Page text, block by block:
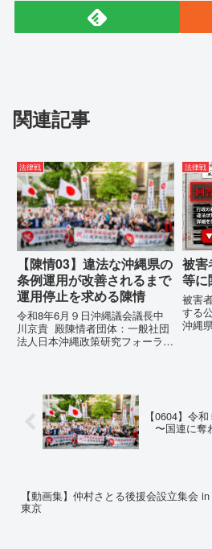
関連記事
法律戦
【陳情03】違法な沖縄県の
条例運用が改善されるまで
運用停止を求める陳情
令和8年6月９日沖縄議会議長中
川京貴 殿陳情者団体：一般社団
法人日本沖縄政策研究フォーラム
るまで運用停止を求める陳情陳情
の趣旨沖縄県は、「沖縄県...
法律戦
被害
等に
被害
する
沖縄
【0604】令
〜国連に奪
【動画集】仲村さとる後援会設立集会 in
東京